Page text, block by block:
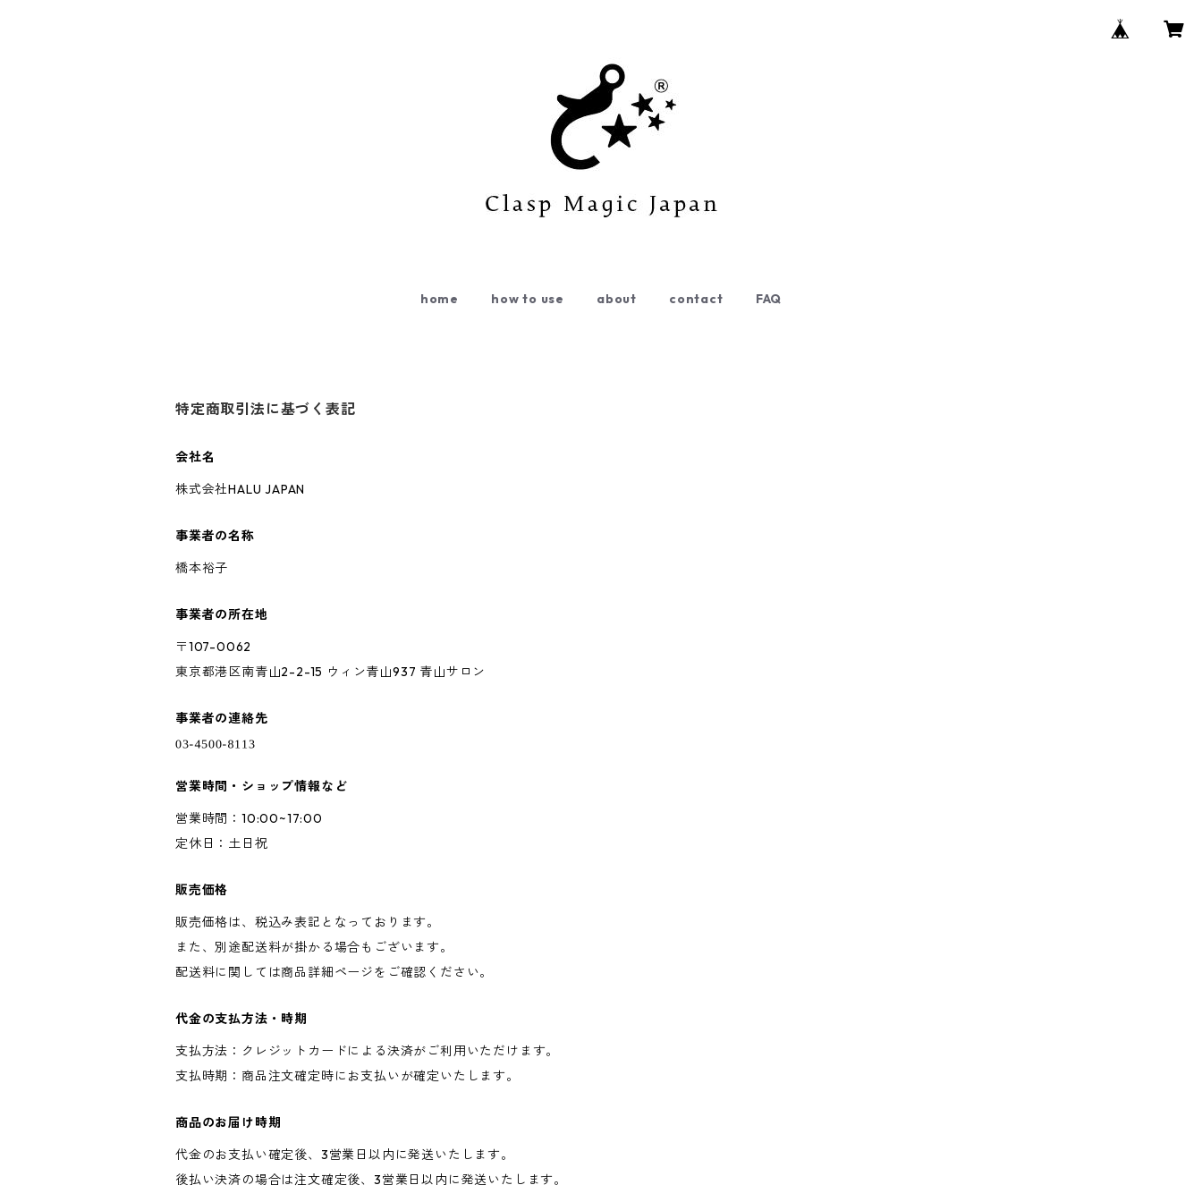
home how to use about contact FAQ
特定商取引法に基づく表記
会社名
株式会社HALU JAPAN
事業者の名称
橋本裕子
事業者の所在地
〒107-0062
東京都港区南青山2-2-15 ウィン青山937 青山サロン
事業者の連絡先
営業時間・ショップ情報など
営業時間：10:00~17:00
定休日：土日祝
販売価格
販売価格は、税込み表記となっております。
また、別途配送料が掛かる場合もございます。
配送料に関しては商品詳細ページをご確認ください。
代金の支払方法・時期
支払方法：クレジットカードによる決済がご利用いただけます。
支払時期：商品注文確定時にお支払いが確定いたします。
商品のお届け時期
代金のお支払い確定後、3営業日以内に発送いたします。
後払い決済の場合は注文確定後、3営業日以内に発送いたします。